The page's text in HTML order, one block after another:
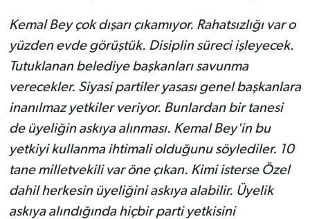
Kemal Bey çok dışarı çıkamıyor. Rahatsızlığı var o
yüzden evde görüştük. Disiplin süreci işleyecek.
Tutuklanan belediye başkanları savunma
verecekler. Siyasi partiler yasası genel başkanlara
inanılmaz yetkiler veriyor. Bunlardan bir tanesi
de üyeliğin askıya alınması. Kemal Bey'in bu
yetkiyi kullanma ihtimali olduğunu söylediler. 10
tane milletvekili var öne çıkan. Kimi isterse Özel
dahil herkesin üyeliğini askıya alabilir. Üyelik
askıya alındığında hiçbir parti yetkisini